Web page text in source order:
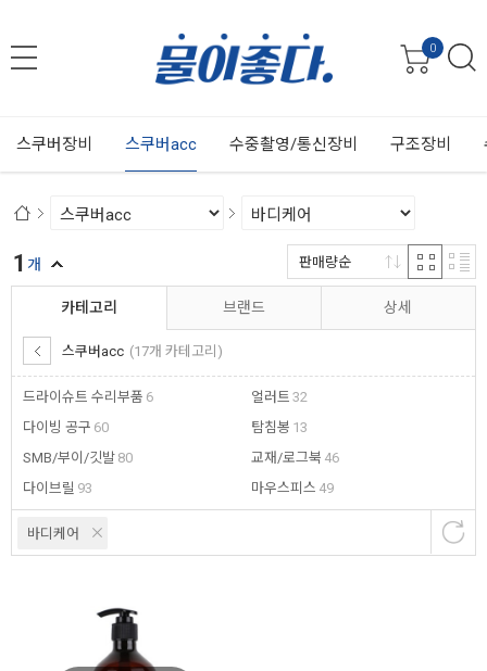
0
스쿠버장비 스쿠버acc 수중촬영/통신장비 구조장비
카테고리
스쿠버acc (17개 카테고리)
드라이슈트 수리부품 6
다이빙 공구 60
SMB/부이/깃발 80
다이브릴 93
얼러트 32
탐침봉 13
교재/로그북 46
마우스피스 49
브랜드 상세
바디케어
1 개 판매량순